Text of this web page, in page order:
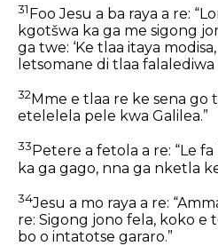
31Foo Jesu a ba raya a re:
kgotšwa ka ga me sigong
ga twe: ‘Ke tlaa itaya
letsomane di tlaa falalediwa
32 Mme e tlaa re ke sena go
etelelela pele kwa Galilea.”
33 Petere a fetola a re: “Le
ka ga gago, nna ga nketla
34Jesu a mo raya a re:
re: Sigong jono fela, koko e
bo o intatotse gararo.”